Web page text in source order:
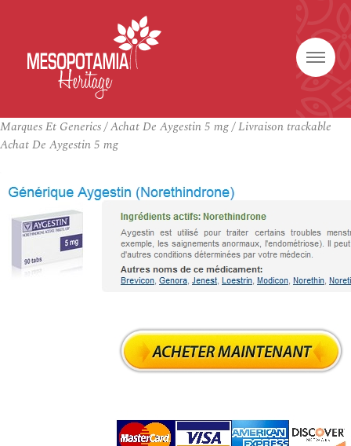
Marques Et Generics / Achat De Aygestin 5 mg / Livraison trackable
Achat De Aygestin 5 mg